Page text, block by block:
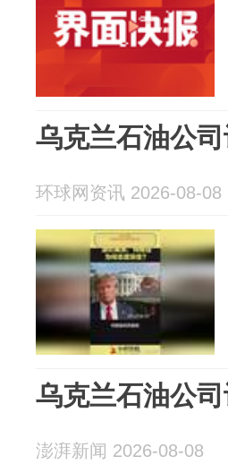
乌克兰石油公
环球网资讯 2026-08-08
乌克兰石油公
澎湃新闻 2026-08-08